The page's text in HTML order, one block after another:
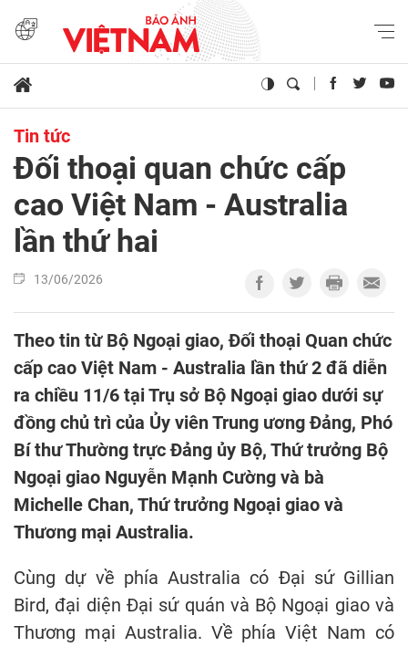
Tin tức
Đối thoại quan chức cấp
cao Việt Nam - Australia
lần thứ hai
13/06/2026
Theo tin từ Bộ Ngoại giao, Đối thoại Quan chức
cấp cao Việt Nam - Australia lần thứ 2 đã diễn
ra chiều 11/6 tại Trụ sở Bộ Ngoại giao dưới sự
đồng chủ trì của Ủy viên Trung ương Đảng, Phó
Bí thư Thường trực Đảng ủy Bộ, Thứ trưởng Bộ
Ngoại giao Nguyễn Mạnh Cường và bà
Michelle Chan, Thứ trưởng Ngoại giao và
Thương mại Australia.
Cùng dự về phía Australia có Đại sứ Gillian
Bird, đại diện Đại sứ quán và Bộ Ngoại giao và
Thương mại Australia. Về phía Việt Nam có